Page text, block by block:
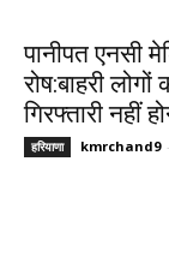
पानीपत एनसी
रोष:बाहरी
गिरफ्तारी नहीं
हरियाणा kmrchand9 -